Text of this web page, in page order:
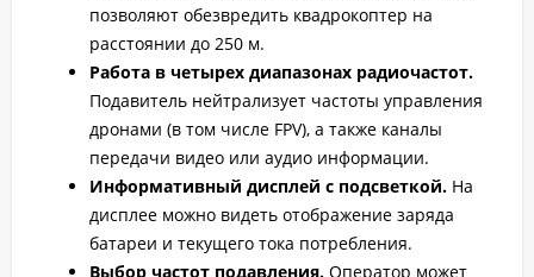
позволяют обезвредить квадрокоптер на
расстоянии до 250 м.
Работа в четырех диапазонах радиочастот.
Подавитель нейтрализует частоты управления
дронами (в том числе FPV), а также каналы
передачи видео или аудио информации.
Информативный дисплей с подсветкой. На
дисплее можно видеть отображение заряда
батареи и текущего тока потребления.
Выбор частот подавления. Оператор может